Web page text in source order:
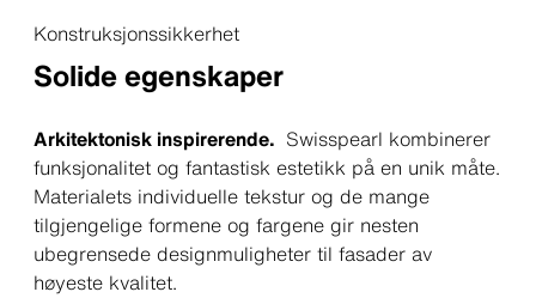
Konstruksjonssikkerhet
Solide egenskaper
Arkitektonisk inspirerende. Swisspearl kombinerer
funksjonalitet og fantastisk estetikk på en unik måte.
Materialets individuelle tekstur og de mange
tilgjengelige formene og fargene gir nesten
ubegrensede designmuligheter til fasader av
høyeste kvalitet.